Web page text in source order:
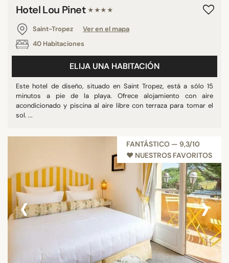
Hotel Lou Pinet ★★★★
Saint-Tropez
Ver en el mapa
40 Habitaciones
ELIJA UNA HABITACIÓN
Este hotel de diseño, situado en Saint Tropez, está a sólo 15
minutos a pie de la playa. Ofrece alojamiento con aire
acondicionado y piscina al aire libre con terraza para tomar el
sol. ...
FANTÁSTICO — 9,3/10
♥︎ NUESTROS FAVORITOS
‹ ›